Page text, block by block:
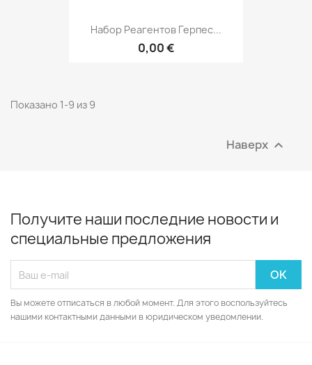
Набор Реагентов Герпес...
0,00 €
Показано 1-9 из 9
Наверх 
Получите наши последние новости и
специальные предложения
Вы можете отписаться в любой момент. Для этого воспользуйтесь
нашими контактными данными в юридическом уведомлении.